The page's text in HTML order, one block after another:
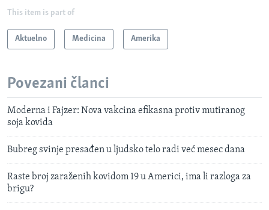
This item is part of
Aktuelno Medicina Amerika
Povezani članci
Moderna i Fajzer: Nova vakcina efikasna protiv mutiranog
soja kovida
Bubreg svinje presađen u ljudsko telo radi već mesec dana
Raste broj zaraženih kovidom 19 u Americi, ima li razloga za
brigu?